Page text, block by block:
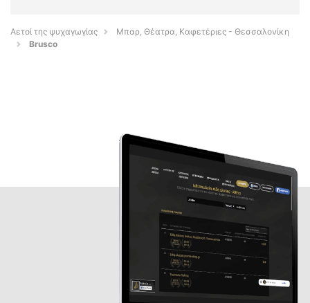
Αετοί της ψυχαγωγίας
Μπαρ, Θέατρα, Καφετέριες - Θεσσαλονίκη
Brusco